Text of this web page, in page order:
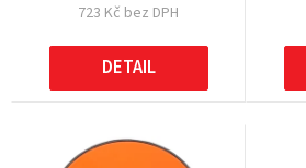
723 Kč bez DPH
DETAIL